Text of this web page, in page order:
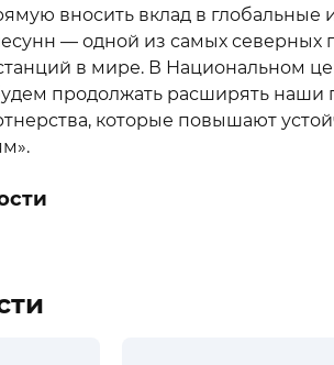
вносить вклад в глобальные
— одной из самых северных
в мире. В Национальном
продолжать расширять наши
которые повышают